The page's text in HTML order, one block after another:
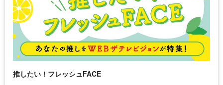
推したい！フレッシュFACE